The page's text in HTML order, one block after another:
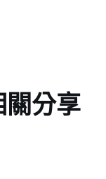
關分享